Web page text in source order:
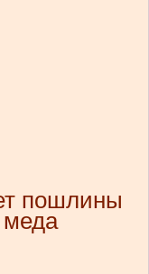
пошлины
меда